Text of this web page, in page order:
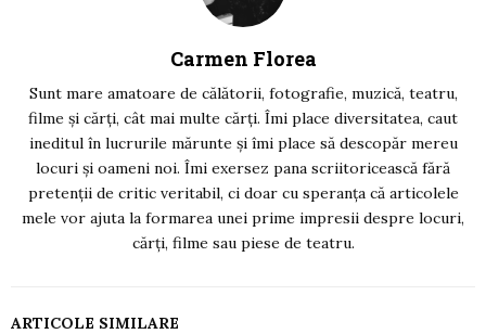
Carmen Florea
Sunt mare amatoare de călătorii, fotografie, muzică, teatru,
filme și cărți, cât mai multe cărți. Îmi place diversitatea, caut
ineditul în lucrurile mărunte și îmi place să descopăr mereu
locuri și oameni noi. Îmi exersez pana scriitoricească fără
pretenții de critic veritabil, ci doar cu speranța că articolele
mele vor ajuta la formarea unei prime impresii despre locuri,
cărți, filme sau piese de teatru.
ARTICOLE SIMILARE